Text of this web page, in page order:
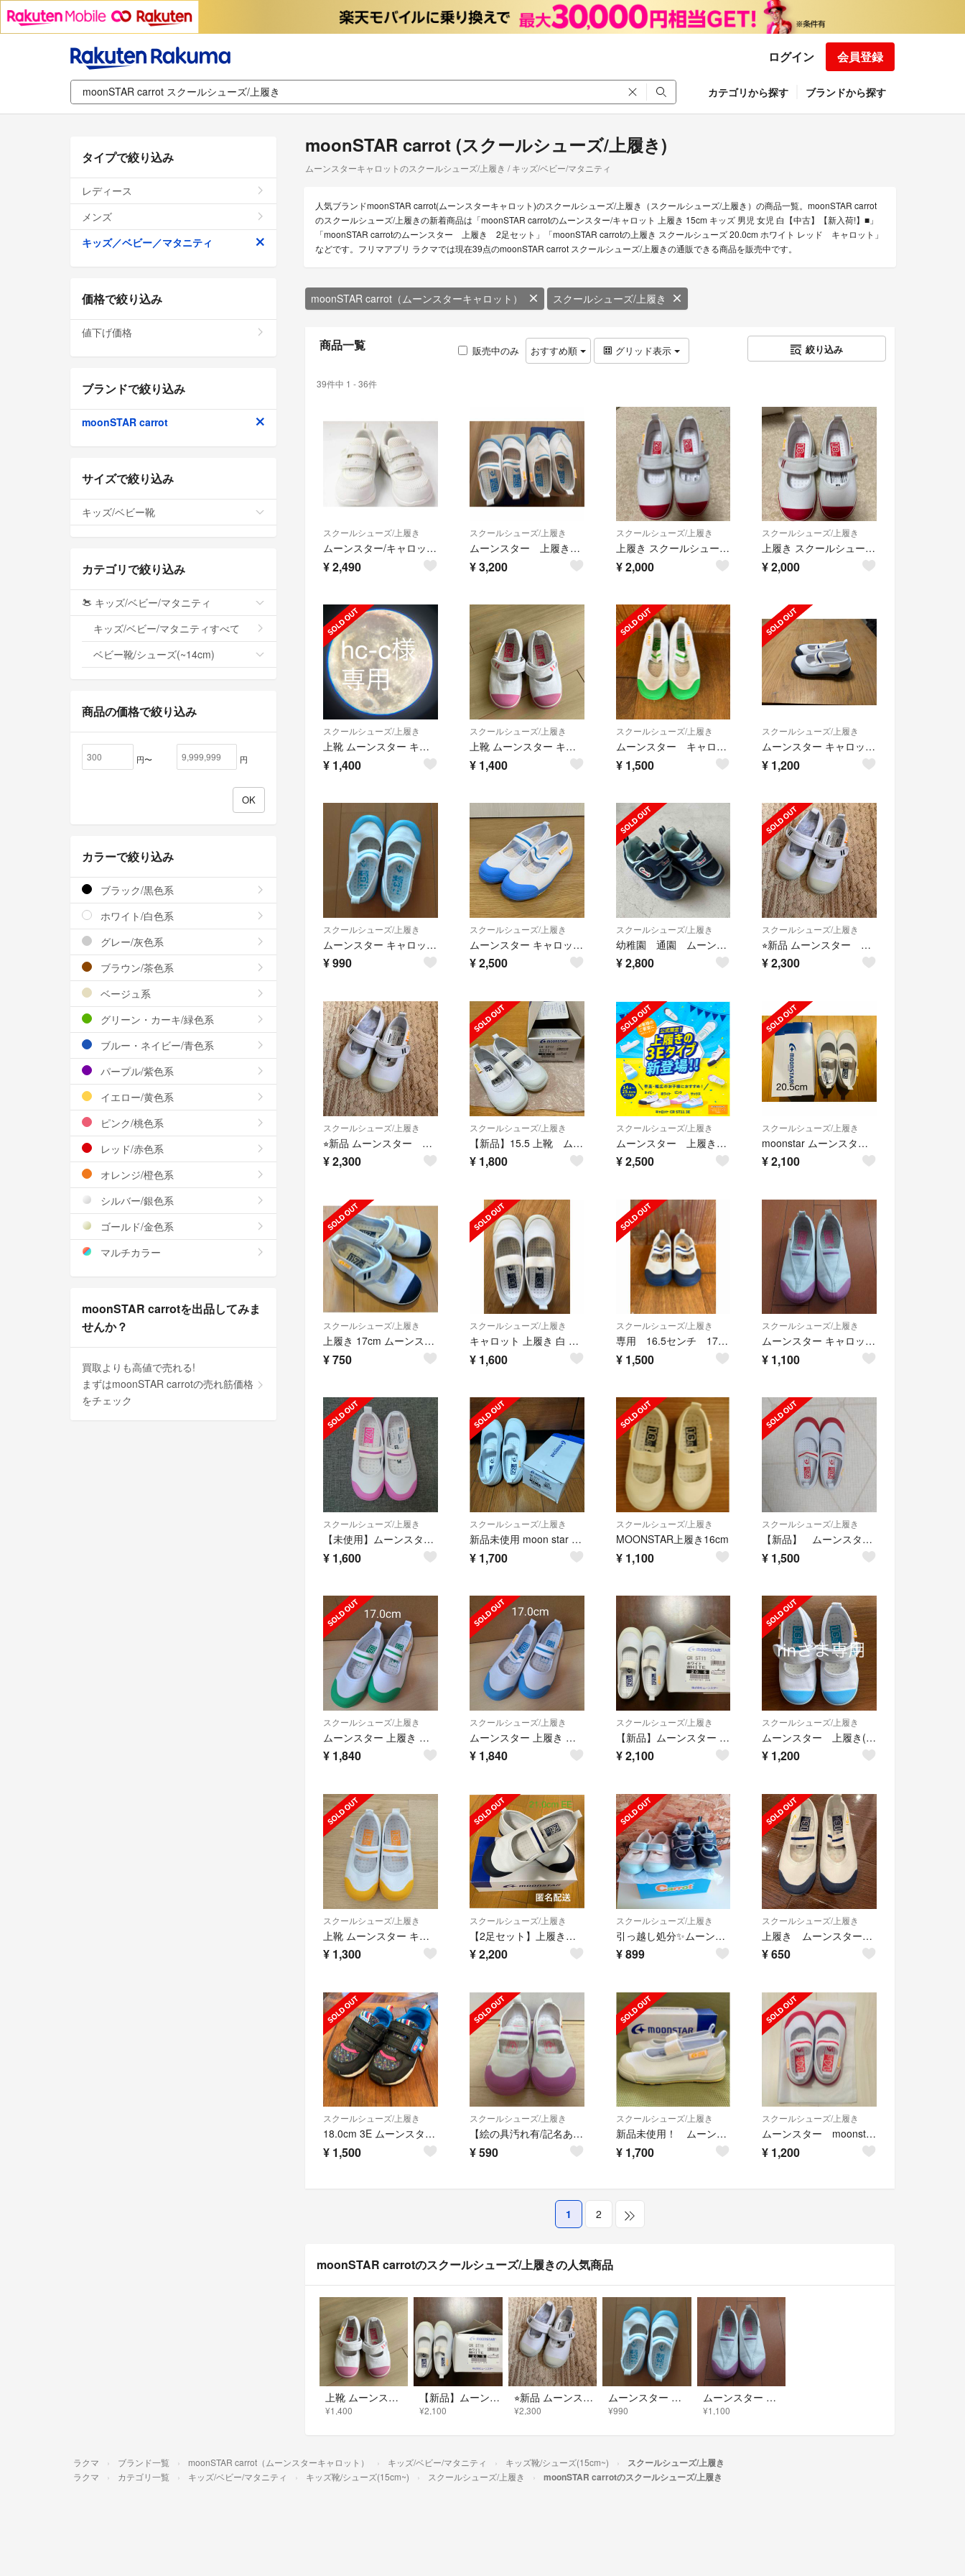
ログイン 会員登録
カテゴリから探す ブランドから探す
moonSTAR carrot (スクールシューズ/上履き)
ムーンスターキャロットのスクールシューズ/上履き / キッズ/ベビー/マタニティ
人気ブランドmoonSTAR carrot(ムーンスターキャロット)のスクールシューズ/上履き（スクールシューズ/上履き）の商品一覧。moonSTAR carrot
のスクールシューズ/上履きの新着商品は「moonSTAR carrotのムーンスター/キャロット 上履き 15cm キッズ 男児 女児 白【中古】【新入荷!】■」
「moonSTAR carrotのムーンスター 上履き 2足セット」「moonSTAR carrotの上履き スクールシューズ 20.0cm ホワイト レッド キャロット」
などです。フリマアプリ ラクマでは現在39点のmoonSTAR carrot スクールシューズ/上履きの通販できる商品を販売中です。
moonSTAR carrot（ムーンスターキャロット） スクールシューズ/上履き
商品一覧 販売中のみ おすすめ順 グリッド表示 絞り込み
39件中 1 - 36件
スクールシューズ/上履き
ムーンスター/キャロット 上履き 15cm キッズ 男児 女児 白【中古】【新入荷!】■
¥2,490
スクールシューズ/上履き
ムーンスター 上履き 2足セット
¥3,200
スクールシューズ/上履き
上履き スクールシューズ 20.0cm ホワイト レッド キャロット
¥2,000
スクールシューズ/上履き
上履き スクールシューズ 18.0cm ホワイト レッド キャロット
¥2,000
スクールシューズ/上履き
上靴 ムーンスター キャロット 17.5cm
¥ 1,400
スクールシューズ/上履き
上靴 ムーンスター キャロット 16.5cm
¥ 1,400
スクールシューズ/上履き
ムーンスター キャロット 黄緑16.5 ネイビー17.5
¥ 1,500
スクールシューズ/上履き
ムーンスター キャロット 上履き ネイビー cr st11 月星
¥ 1,200
スクールシューズ/上履き
ムーンスター キャロット上履き 16.0cm
¥990
スクールシューズ/上履き
ムーンスター キャロット 上履き 19.5cm サックス
¥2,500
スクールシューズ/上履き
幼稚園 通園 ムーンスター キャロット
¥2,800
スクールシューズ/上履き
⭐︎新品 ムーンスター キャロット Carrot 上靴 上履き 学校 ホワイト
¥2,300
スクールシューズ/上履き
⭐︎新品 ムーンスター キャロット Carrot 上靴 上履き 学校 ホワイト
¥2,300
スクールシューズ/上履き
【新品】15.5 上靴 ムーンスター キャロット ST11
¥ 1,800
スクールシューズ/上履き
ムーンスター 上履き 幅広
¥2,500
スクールシューズ/上履き
moonstar ムーンスター cr st11 ホワイト20.5cm
¥2,100
スクールシューズ/上履き
上履き 17cm ムーンスター マジックテープ キャロット
¥750
スクールシューズ/上履き
キャロット 上履き 白 19.0cm 2E 新品
¥ 1,600
スクールシューズ/上履き
専用 16.5センチ 17センチ セット売り
¥ 1,500
スクールシューズ/上履き
ムーンスター キャロット ピンク 18
¥ 1,100
スクールシューズ/上履き
【未使用】ムーンスター キャロット 上靴 ピンク 17.0
¥ 1,600
スクールシューズ/上履き
新品未使用 moon star キャロット 上履き ホワイト 22.5センチ
¥ 1,700
スクールシューズ/上履き
MOONSTAR上履き16cm
¥ 1,100
スクールシューズ/上履き
【新品】 ムーンスター キャロット 上履き 内履き レッド 赤 20.5 cm
¥ 1,500
スクールシューズ/上履き
ムーンスター 上履き グリーン CR ST11 17.0cm 17.0 17 緑
¥ 1,840
スクールシューズ/上履き
ムーンスター 上履き サックス CR ST11 17.0cm 17.0 17
¥ 1,840
スクールシューズ/上履き
【新品】ムーンスター 20.5㎝ CR-ST11
¥2,100
スクールシューズ/上履き
ムーンスター 上履き(16.5cm)
¥ 1,200
スクールシューズ/上履き
上靴 ムーンスター キャロット 16.5cm
¥ 1,300
スクールシューズ/上履き
【2足セット】上履き 上靴 ムーンスター キャロット 21.0cm 21.5cm
¥2,200
スクールシューズ/上履き
引っ越し処分✨ムーンスター キャロット 15.5cm スニーカー 上靴 セット
¥899
スクールシューズ/上履き
上履き ムーンスターキャロットmoonstar carrot 16.5
¥650
スクールシューズ/上履き
18.0cm 3E ムーンスター キャロット 無記名
¥ 1,500
スクールシューズ/上履き
【絵の具汚れ有/記名あり】ムーンスター/キャロット/上履き/16.5cm/ピンク
¥590
スクールシューズ/上履き
新品未使用！ ムーンスター キャロット 上靴 バレーシューズ 白 15cm
¥ 1,700
スクールシューズ/上履き
ムーンスター moonstar キャロット上履き14.5cm
¥ 1,200
1 2
moonSTAR carrotのスクールシューズ/上履きの人気商品
上靴 ムーンスター キャロット 16.5cm
¥1,400
【新品】ムーンスター 20.5㎝ CR-ST11
¥2,100
⭐︎新品 ムーンスター キャロット Carrot 上靴 上履き 学校 ホワイト
¥2,300
ムーンスター キャロット上履き 16.0cm
¥990
ムーンスター キャロット ピンク 18
¥1,100
タイプで絞り込み
レディース
メンズ
キッズ／ベビー／マタニティ
価格で絞り込み
値下げ価格
ブランドで絞り込み
moonSTAR carrot
サイズで絞り込み
キッズ/ベビー靴
カテゴリで絞り込み
キッズ/ベビー/マタニティ
キッズ/ベビー/マタニティすべて
ベビー靴/シューズ(~14cm)
商品の価格で絞り込み
円〜 円
カラーで絞り込み
ブラック/黒色系
ホワイト/白色系
グレー/灰色系
ブラウン/茶色系
ベージュ系
グリーン・カーキ/緑色系
ブルー・ネイビー/青色系
パープル/紫色系
イエロー/黄色系
ピンク/桃色系
レッド/赤色系
オレンジ/橙色系
シルバー/銀色系
ゴールド/金色系
マルチカラー
moonSTAR carrotを出品してみま
せんか？
買取よりも高値で売れる!
まずはmoonSTAR carrotの売れ筋価格
をチェック
ラクマ ブランド一覧 moonSTAR carrot（ムーンスターキャロット） キッズ/ベビー/マタニティ キッズ靴/シューズ(15cm~) スクールシューズ/上履き
ラクマ カテゴリ一覧 キッズ/ベビー/マタニティ キッズ靴/シューズ(15cm~) スクールシューズ/上履き moonSTAR carrotのスクールシューズ/上履き